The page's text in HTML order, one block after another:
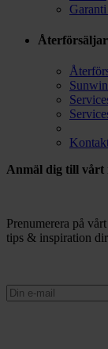
Anmäl dig till vårt
Prenumerera på
tips & inspiration